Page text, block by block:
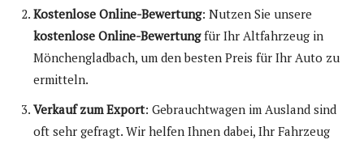
Kostenlose Online-Bewertung: Nutzen Sie unsere
kostenlose Online-Bewertungfür Ihr Altfahrzeug in
Mönchengladbach, um den besten Preis für Ihr Auto zu
ermitteln.
Verkauf zum Export: Gebrauchtwagen im Ausland sind
oft sehr gefragt. Wir helfen Ihnen dabei, Ihr Fahrzeug